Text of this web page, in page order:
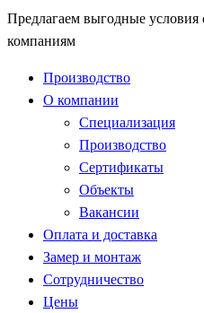
Предлагаем выгодные условия
компаниям
Производство
О компании
Специализация
Производство
Сертификаты
Объекты
Вакансии
Оплата и доставка
Замер и монтаж
Сотрудничество
Цены